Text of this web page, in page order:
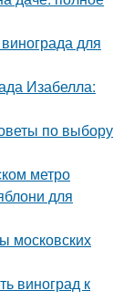
для
Изабелла:
по выбору
метро
для
московских
виноград к